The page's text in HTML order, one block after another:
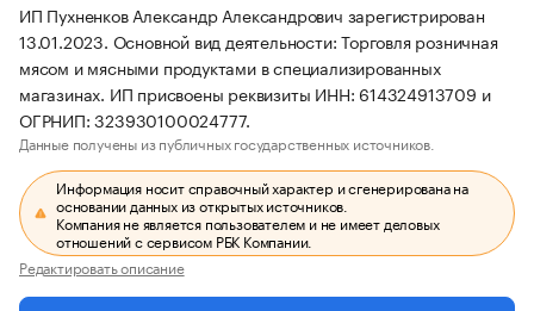
ИП Пухненков Александр Александрович зарегистрирован
13.01.2023. Основной вид деятельности: Торговля розничная
мясом и мясными продуктами в специализированных
магазинах. ИП присвоены реквизиты ИНН: 614324913709 и
ОГРНИП: 323930100024777.
Данные получены из публичных государственных источников.
Информация носит справочный характер и сгенерирована на
основании данных из открытых источников.
Компания не является пользователем и не имеет деловых
отношений с сервисом РБК Компании.
Редактировать описание